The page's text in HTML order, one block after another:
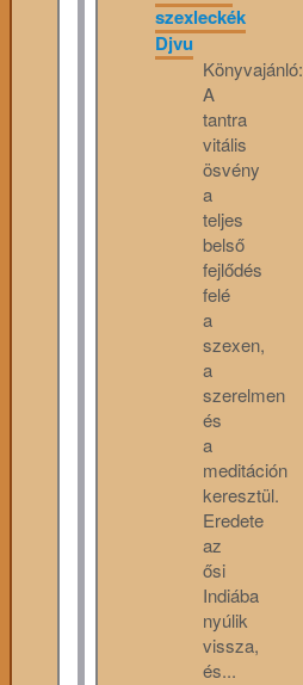
szexleckék
Djvu
Könyvajánló:
A
tantra
vitális
ösvény
a
teljes
belső
fejlődés
felé
a
szexen,
a
szerelmen
és
a
meditáción
keresztül.
Eredete
az
ősi
Indiába
nyúlik
vissza,
és...